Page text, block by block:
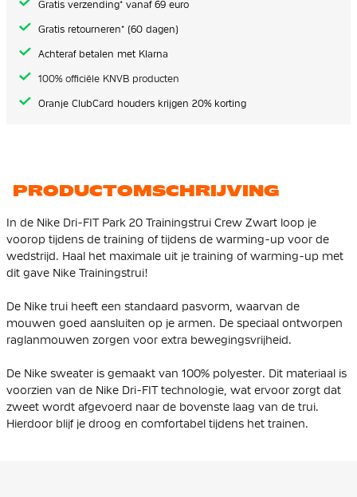
Gratis verzending* vanaf 69 euro
Gratis retourneren* (60 dagen)
Achteraf betalen met Klarna
100% officiële KNVB producten
Oranje ClubCard houders krijgen 20% korting
PRODUCTOMSCHRIJVING
In de Nike Dri-FIT Park 20 Trainingstrui Crew Zwart loop je
voorop tijdens de training of tijdens de warming-up voor de
wedstrijd. Haal het maximale uit je training of warming-up met
dit gave Nike Trainingstrui!
De Nike trui heeft een standaard pasvorm, waarvan de
mouwen goed aansluiten op je armen. De speciaal ontworpen
raglanmouwen zorgen voor extra bewegingsvrijheid.
De Nike sweater is gemaakt van 100% polyester. Dit materiaal is
voorzien van de Nike Dri-FIT technologie, wat ervoor zorgt dat
zweet wordt afgevoerd naar de bovenste laag van de trui.
Hierdoor blijf je droog en comfortabel tijdens het trainen.